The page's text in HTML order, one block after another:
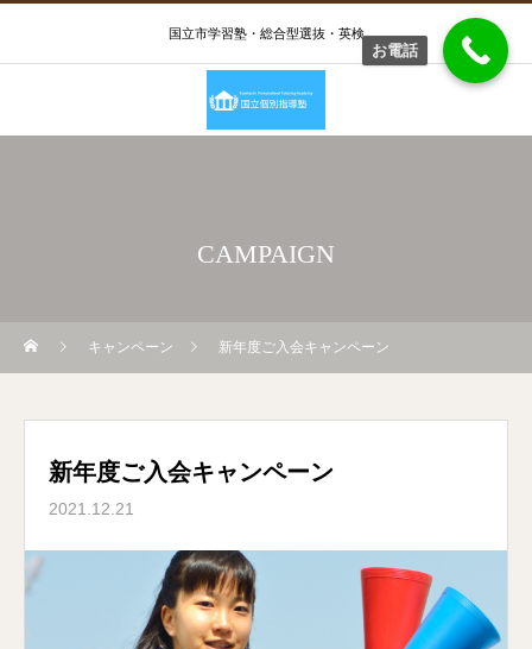
国立市学習塾・総合型選抜・英検
CAMPAIGN
キャンペーン 新年度ご入会キャンペーン
新年度ご入会キャンペーン
2021.12.21
お電話